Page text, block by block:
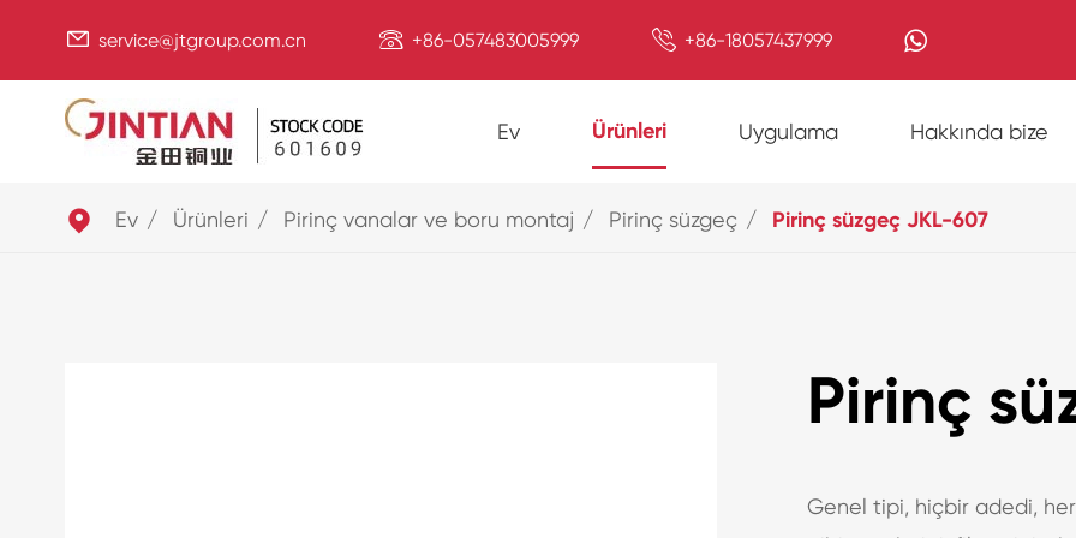
 service@jtgroup.com.cn  +86-057483005999  +86-18057437999
Ev Ürünleri Uygulama Hakkında bize
 Ev Ürünleri Pirinç vanalar ve boru montaj Pirinç süzgeç Pirinç süzgeç JKL-607
Pirinç
Genel tipi, hiçbir adedi,